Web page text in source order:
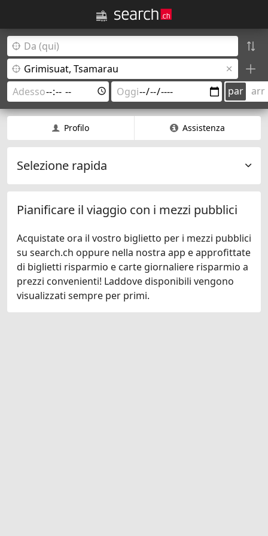
par arr
Profilo Assistenza
Selezione rapida
Pianificare il viaggio con i mezzi pubblici
Acquistate ora il vostro biglietto per i mezzi pubblici
su search.ch oppure nella nostra app e approfittate
di biglietti risparmio e carte giornaliere risparmio a
prezzi convenienti! Laddove disponibili vengono
visualizzati sempre per primi.